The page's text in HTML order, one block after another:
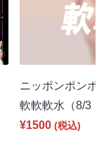
ニッポンポンポ
軟軟軟水（8/3
¥1500 (税込)